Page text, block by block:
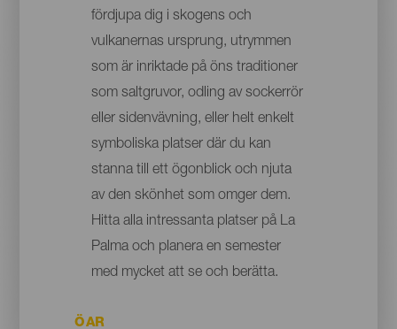
fördjupa dig i skogens och
vulkanernas ursprung, utrymmen
som är inriktade på öns traditioner
som saltgruvor, odling av sockerrör
eller sidenvävning, eller helt enkelt
symboliska platser där du kan
stanna till ett ögonblick och njuta
av den skönhet som omger dem.
Hitta alla intressanta platser på La
Palma och planera en semester
med mycket att se och berätta.
ÖAR